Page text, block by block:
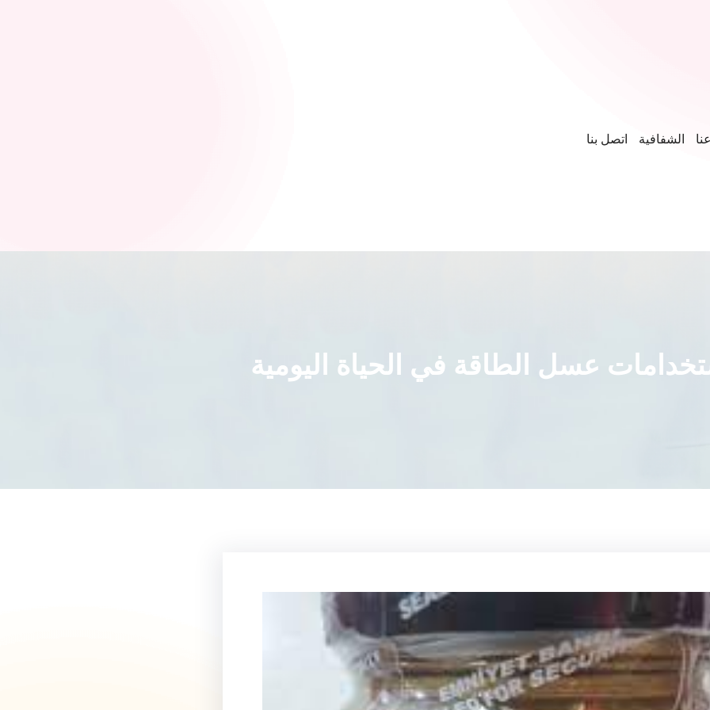
الشفافية اتصل بنا
عسل الطاقة في الحياة اليومية